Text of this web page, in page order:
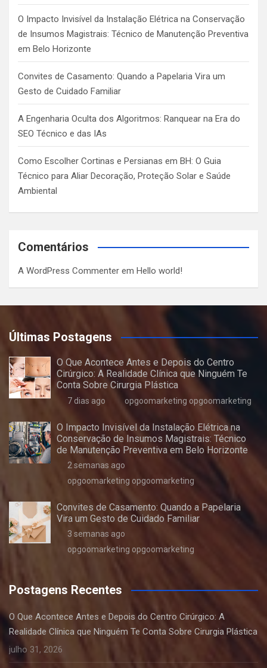
O Impacto Invisível da Instalação Elétrica na Conservação
de Insumos Magistrais: Técnico de Manutenção Preventiva
em Belo Horizonte
Convites de Casamento: Quando a Papelaria Vira um
Gesto de Cuidado Familiar
A Engenharia Oculta dos Algoritmos: Ranquear na Era do
SEO Técnico e das IAs
Como Escolher Cortinas e Persianas em BH: O Guia
Técnico para Aliar Decoração, Proteção Solar e Saúde
Ambiental
Comentários
A WordPress Commenter em Hello world!
Últimas Postagens
O Que Acontece Antes e Depois do Centro
Cirúrgico: A Realidade Clínica que Ninguém Te
Conta Sobre Cirurgia Plástica
7 dias ago opgoomarketing opgoomarketing
O Impacto Invisível da Instalação Elétrica na
Conservação de Insumos Magistrais: Técnico
de Manutenção Preventiva em Belo Horizonte
2 semanas ago
opgoomarketing opgoomarketing
Convites de Casamento: Quando a Papelaria
Vira um Gesto de Cuidado Familiar
3 semanas ago
opgoomarketing opgoomarketing
Postagens Recentes
O Que Acontece Antes e Depois do Centro Cirúrgico: A
Realidade Clínica que Ninguém Te Conta Sobre Cirurgia Plástica
julho 31, 2026